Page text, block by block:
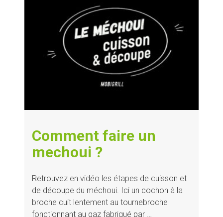
Comment faire un
mechoui ?
Retrouvez en vidéo les étapes de cuisson et
de découpe du méchoui. Ici un cochon à la
broche cuit lentement au tournebroche
fonctionnant au gaz fabriqué par …